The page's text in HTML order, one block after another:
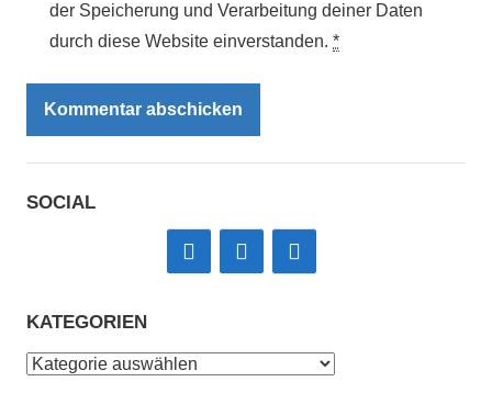
der Speicherung und Verarbeitung deiner Daten
durch diese Website einverstanden. *
SOCIAL
KATEGORIEN
Kategorien